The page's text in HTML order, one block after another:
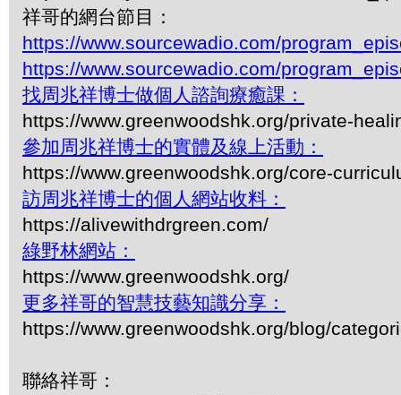
祥哥的網台節目：
https://www.sourcewadio.com/
https://www.sourcewadio.com/
找周兆祥博士做個人諮詢療癒課：
https://www.greenwoodshk.org/private-
參加周兆祥博士的實體及線上活動：
https://www.greenwoodshk.org/core-
訪周兆祥博士的個人網站收料：
https://alivewithdrgreen.com/
綠野林網站：
https://www.greenwoodshk.org/
更多祥哥的智慧技藝知識分享：
https://www.greenwoodshk.org/blog/
聯絡祥哥：